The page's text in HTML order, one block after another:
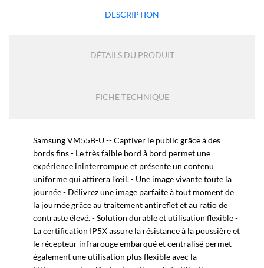
DESCRIPTION
DÉTAILS DU PRODUIT
FICHE TECHNIQUE
Samsung VM55B-U -- Captiver le public grâce à des
bords fins - Le très faible bord à bord permet une
expérience ininterrompue et présente un contenu
uniforme qui attirera l’œil. - Une image vivante toute la
journée - Délivrez une image parfaite à tout moment de
la journée grâce au traitement antireflet et au ratio de
contraste élevé. - Solution durable et utilisation flexible -
La certification IP5X assure la résistance à la poussière et
le récepteur infrarouge embarqué et centralisé permet
également une utilisation plus flexible avec la